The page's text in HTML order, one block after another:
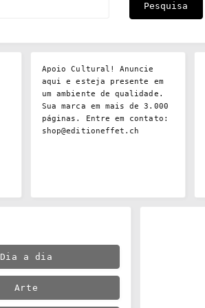
Apoio Cultural! Anuncie
aqui e esteja presente em
um ambiente de qualidade.
Sua marca em mais de 3.000
páginas. Entre em contato:
shop@editioneffet.ch
Dia a dia
Arte